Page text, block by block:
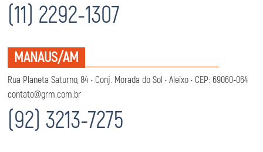
(11) 2292-1307
MANAUS/AM
Rua Planeta Saturno, 84 • Conj. Morada do Sol • Aleixo • CEP: 69060-064
contato@grm.com.br
(92) 3213-7275